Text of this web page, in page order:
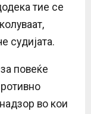
тие се
судијата.
повеќе
во кои